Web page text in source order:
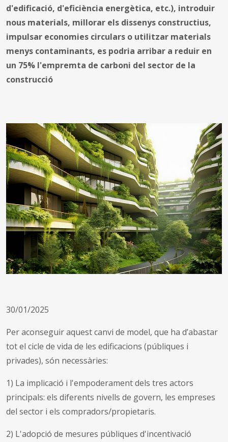
d'edificació, d'eficiència energètica, etc.), introduir
nous materials, millorar els dissenys constructius,
impulsar economies circulars o utilitzar materials
menys contaminants, es podria arribar a reduir en
un 75% l'empremta de carboni del sector de la
construcció
30/01/2025
Per aconseguir aquest canvi de model, que ha d’abastar
tot el cicle de vida de les edificacions (públiques i
privades), són necessàries:
1) La implicació i l'empoderament dels tres actors
principals: els diferents nivells de govern, les empreses
del sector i els compradors/propietaris.
2) L'adopció de mesures públiques d'incentivació